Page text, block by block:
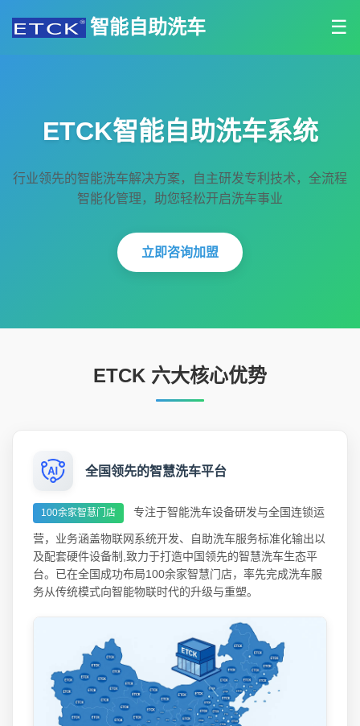
智能自助洗车 ☰
ETCK智能自助洗车系统
行业领先的智能洗车解决方案，自主研发专利技术，全流程
智能化管理，助您轻松开启洗车事业
立即咨询加盟
ETCK 六大核心优势
全国领先的智慧洗车平台
100余家智慧门店 专注于智能洗车设备研发与全国连锁运
营，业务涵盖物联网系统开发、自助洗车服务标准化输出以
及配套硬件设备制,致力于打造中国领先的智慧洗车生态平
台。已在全国成功布局100余家智慧门店，率先完成洗车服
务从传统模式向智能物联时代的升级与重塑。